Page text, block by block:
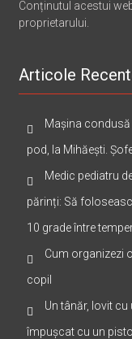
Conținutul acestui
proprietarului.
Articole
Mașina condusă
pod, la Mihăești.
Medic pediatru
părinți: Să
10 grade între
Cum organizezi
copil
Un tânăr, lovit
împușcat cu un